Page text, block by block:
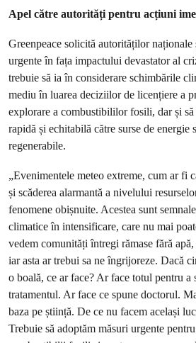
Apel către autorități pentru acțiuni
Greenpeace solicită autorităților naționale
urgente în fața impactului devastator al
trebuie să ia în considerare schimbările
mediu în luarea deciziilor de licențiere a
explorare a combustibililor fosili, dar și
rapidă și echitabilă către surse de energie
regenerabile.
„Evenimentele meteo extreme, cum ar fi
și scăderea alarmantă a nivelului
fenomene obișnuite. Acestea sunt
climatice în intensificare, care nu mai
vedem comunități întregi rămase fără
iar asta ar trebui sa ne îngrijoreze. Dacă
o boală, ce ar face? Ar face totul pentru a
tratamentul. Ar face ce spune doctorul.
baza pe știință. De ce nu facem același
Trebuie să adoptăm măsuri urgente